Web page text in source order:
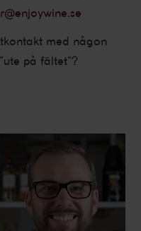
med någon
på fältet”?